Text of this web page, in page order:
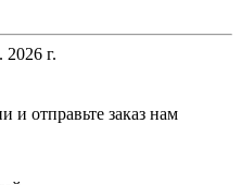
г.
и отправьте заказ нам